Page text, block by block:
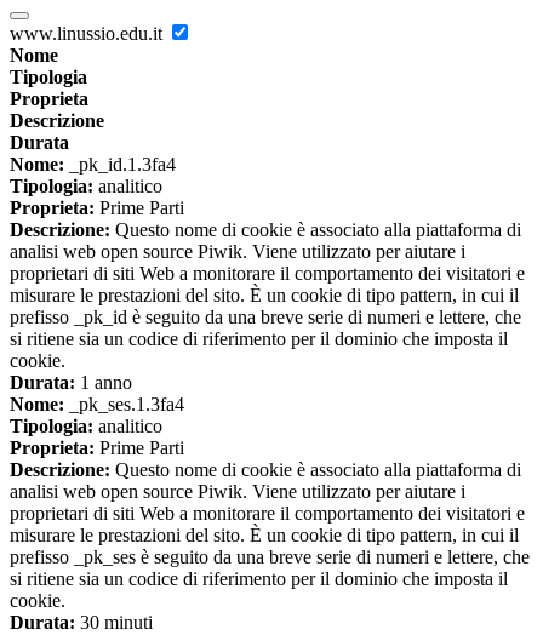
www.linussio.edu.it
Nome
Tipologia
Proprieta
Descrizione
Durata
Nome: _pk_id.1.3fa4
Tipologia: analitico
Proprieta: Prime Parti
Descrizione: Questo nome di cookie è associato alla piattaforma di
analisi web open source Piwik. Viene utilizzato per aiutare i
proprietari di siti Web a monitorare il comportamento dei visitatori e
misurare le prestazioni del sito. È un cookie di tipo pattern, in cui il
prefisso _pk_id è seguito da una breve serie di numeri e lettere, che
si ritiene sia un codice di riferimento per il dominio che imposta il
cookie.
Durata: 1 anno
Nome: _pk_ses.1.3fa4
Tipologia: analitico
Proprieta: Prime Parti
Descrizione: Questo nome di cookie è associato alla piattaforma di
analisi web open source Piwik. Viene utilizzato per aiutare i
proprietari di siti Web a monitorare il comportamento dei visitatori e
misurare le prestazioni del sito. È un cookie di tipo pattern, in cui il
prefisso _pk_ses è seguito da una breve serie di numeri e lettere, che
si ritiene sia un codice di riferimento per il dominio che imposta il
cookie.
Durata: 30 minuti